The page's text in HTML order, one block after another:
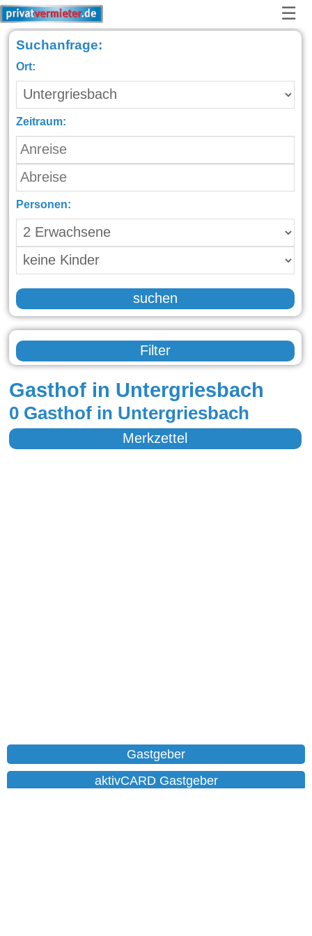
☰
Suchanfrage:
Ort:
Zeitraum:
Personen:
suchen
Filter
Gasthof in Untergriesbach
0 Gasthof in Untergriesbach
Merkzettel
Gastgeber
aktivCARD Gastgeber